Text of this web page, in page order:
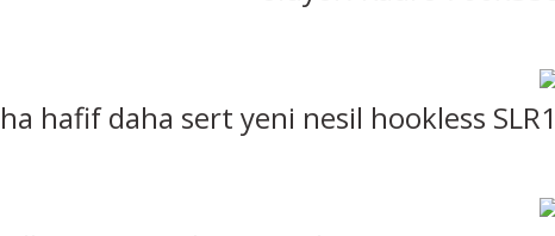
hafif daha sert yeni nesil hookless